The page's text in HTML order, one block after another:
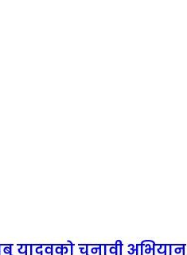
यादवको चुनावी अभियान